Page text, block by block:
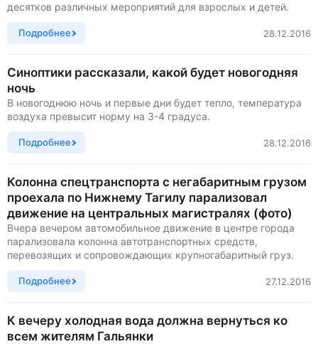
десятков различных мероприятий для взрослых и детей.
Подробнее 28.12.2016
Синоптики рассказали, какой будет новогодняя
ночь
В новогоднюю ночь и первые дни будет тепло, температура
воздуха превысит норму на 3-4 градуса.
Подробнее 28.12.2016
Колонна спецтранспорта с негабаритным грузом
проехала по Нижнему Тагилу парализовал
движение на центральных магистралях (фото)
Вчера вечером автомобильное движение в центре города
парализовала колонна автотранспортных средств,
перевозящих и сопровождающих крупногабаритный груз.
Подробнее 27.12.2016
К вечеру холодная вода должна вернуться ко
всем жителям Гальянки